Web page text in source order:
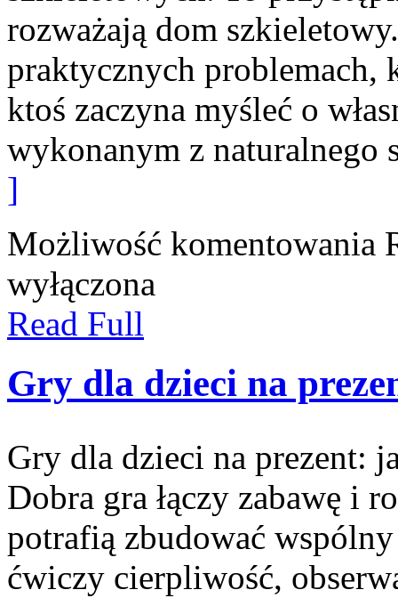
rozważają dom
praktycznych problemach,
ktoś zaczyna myśleć o
wykonanym z naturalnego
]
Możliwość komentowania
wyłączona
Read Full
Gry dla dzieci na
Gry dla dzieci na prezent:
Dobra gra łączy zabawę i
potrafią zbudować
ćwiczy cierpliwość,